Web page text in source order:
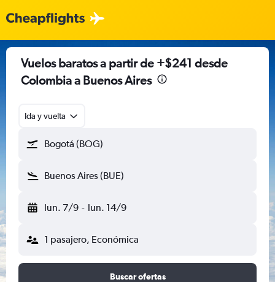
Vuelos baratos a partir de +$241 desde
Colombia a Buenos Aires
Ida y vuelta
Bogotá (BOG)
Buenos Aires (BUE)
lun. 7/9 - lun. 14/9
1 pasajero, Económica
Buscar ofertas